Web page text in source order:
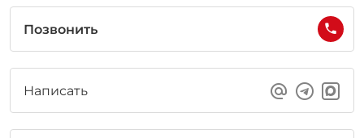
Позвонить
Написать